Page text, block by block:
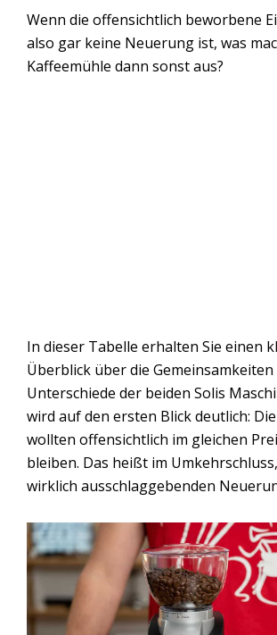
Wenn die offensichtlich beworbene
also gar keine Neuerung ist, was
Kaffeemühle dann sonst aus?
In dieser Tabelle erhalten Sie einen
Überblick über die Gemeinsamkeiten
Unterschiede der beiden Solis
wird auf den ersten Blick deutlich:
wollten offensichtlich im gleichen
bleiben. Das heißt im
wirklich ausschlaggebenden